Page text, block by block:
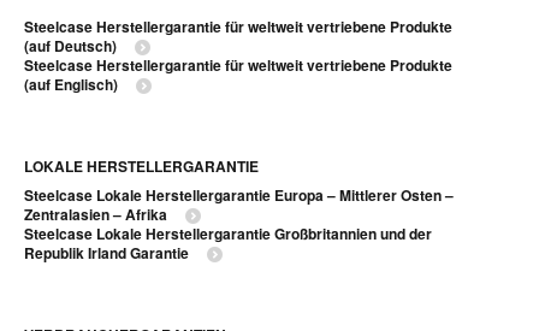
Steelcase Herstellergarantie für weltweit vertriebene Produkte
(auf Deutsch)
Steelcase Herstellergarantie für weltweit vertriebene Produkte
(auf Englisch)
LOKALE HERSTELLERGARANTIE
Steelcase Lokale Herstellergarantie Europa – Mittlerer Osten –
Zentralasien – Afrika
Steelcase Lokale Herstellergarantie Großbritannien und der
Republik Irland Garantie